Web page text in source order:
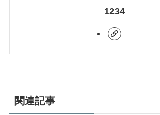
1234
関連記事